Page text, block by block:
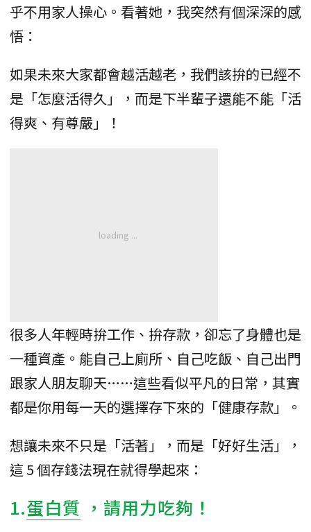
乎不用家人操心。看著她，我突然有個深深的感
悟：
如果未來大家都會越活越老，我們該拚的已經不
是「怎麼活得久」，而是下半輩子還能不能「活
得爽、有尊嚴」！
很多人年輕時拚工作、拚存款，卻忘了身體也是
一種資產。能自己上廁所、自己吃飯、自己出門
跟家人朋友聊天……這些看似平凡的日常，其實
都是你用每一天的選擇存下來的「健康存款」。
想讓未來不只是「活著」，而是「好好生活」，
這 5 個存錢法現在就得學起來：
1.蛋白質 ，請用力吃夠！